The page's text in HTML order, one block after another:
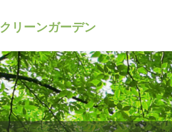
クリーンガーデン